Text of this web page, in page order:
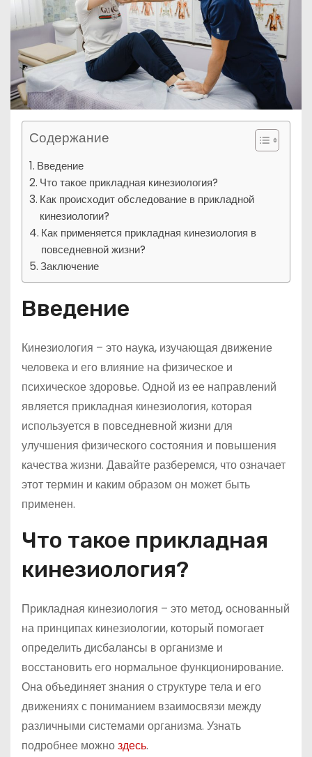
Содержание
Введение
Что такое прикладная кинезиология?
Как происходит обследование в прикладной
кинезиологии?
Как применяется прикладная кинезиология в
повседневной жизни?
Заключение
Введение
Кинезиология – это наука, изучающая движение
человека и его влияние на физическое и
психическое здоровье. Одной из ее направлений
является прикладная кинезиология, которая
используется в повседневной жизни для
улучшения физического состояния и повышения
качества жизни. Давайте разберемся, что означает
этот термин и каким образом он может быть
применен.
Что такое прикладная
кинезиология?
Прикладная кинезиология – это метод, основанный
на принципах кинезиологии, который помогает
определить дисбалансы в организме и
восстановить его нормальное функционирование.
Она объединяет знания о структуре тела и его
движениях с пониманием взаимосвязи между
различными системами организма. Узнать
подробнее можноздесь.